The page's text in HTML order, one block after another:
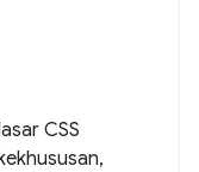
CSS